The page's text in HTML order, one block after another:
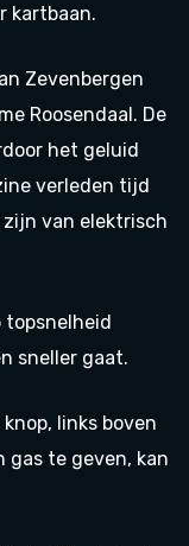
kartbaan.
Zevenbergen
Roosendaal. De
het geluid
verleden tijd
zijn van elektrisch
sneller gaat.
links boven
te geven, kan